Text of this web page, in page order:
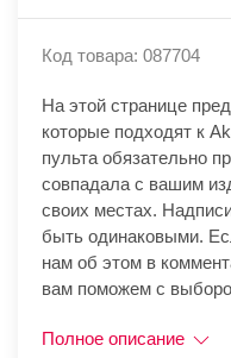
Код товара: 087704
На этой странице
которые подходят к
пульта обязательно
совпадала с вашим
своих местах.
быть одинаковыми.
нам об этом в
вам поможем с
Полное описание